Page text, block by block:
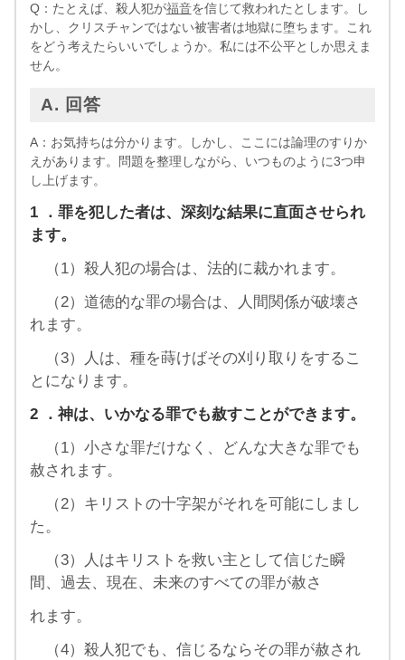
Q：たとえば、殺人犯が福音を信じて救われたとします。し
かし、クリスチャンではない被害者は地獄に堕ちます。これ
をどう考えたらいいでしょうか。私には不公平としか思えま
せん。
A. 回答
A：お気持ちは分かります。しかし、ここには論理のすりか
えがあります。問題を整理しながら、いつものように3つ申
し上げます。
1
．罪を犯した者は、深刻な結果に直面させられ
ます。
（1）殺人犯の場合は、法的に裁かれます。
（2）道徳的な罪の場合は、人間関係が破壊さ
れます。
（3）人は、種を蒔けばその刈り取りをするこ
とになります。
2
．神は、いかなる罪でも赦すことができます。
（1）小さな罪だけなく、どんな大きな罪でも
赦されます。
（2）キリストの十字架がそれを可能にしまし
た。
（3）人はキリストを救い主として信じた瞬
間、過去、現在、未来のすべての罪が赦さ
れます。
（4）殺人犯でも、信じるならその罪が赦され